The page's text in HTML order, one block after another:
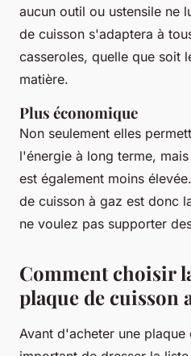
aucun outil ou ustensile ne
de cuisson s'adaptera à
casseroles, quelle que soit
matière.
Plus économique
Non seulement elles
l'énergie à long terme,
est également moins
de cuisson à gaz est donc
ne voulez pas supporter
Comment choisir
plaque de cuisson
Avant d'acheter une